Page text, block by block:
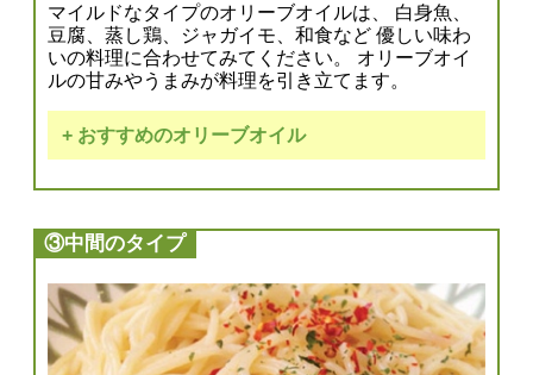
マイルドなタイプのオリーブオイルは、 白身魚、
豆腐、蒸し鶏、ジャガイモ、和食など 優しい味わ
いの料理に合わせてみてください。 オリーブオイ
ルの甘みやうまみが料理を引き立てます。
+ おすすめのオリーブオイル
③中間のタイプ